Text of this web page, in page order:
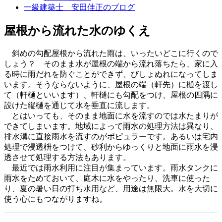
一級建築士 安田佳正のブログ
屋根から流れた水のゆくえ
斜めの勾配屋根から流れた雨は、いったいどこに行くので
しょう？ そのまま水が屋根の端から流れ落ちたら、家に入
る時に雨だれを防ぐことができず、びしょぬれになってしま
います。そうならないように、屋根の端（軒先）に樋を渡し
て（軒樋といいます）、軒樋にも勾配をつけ、屋根の四隅に
設けた縦樋を通じて水を垂直に流します。
とはいっても、そのまま地面に水を流すのでは水たまりが
できてしまいます。地域によって雨水の処理方法は異なり、
排水溝に直接雨水を流すのがポピュラーです。あるいは宅内
処理で浸透枡をつけて、砂利からゆっくりと地面に雨水を浸
透させて処理する方法もあります。
最近では雨水利用に注目が集まっています。雨水タンクに
雨水をためておいて、庭木に水をやったり、洗車に使った
り、夏の暑い日の打ち水用など、用途は無限大。水を大切に
使う心にもつながりますね。